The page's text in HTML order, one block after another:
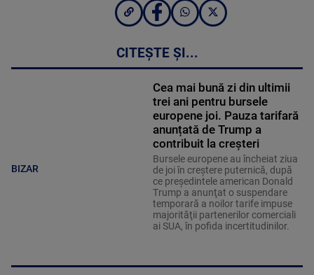
CITEȘTE ȘI...
BIZAR
Cea mai bună zi din ultimii
trei ani pentru bursele
europene joi. Pauza tarifară
anunțată de Trump a
contribuit la creșteri
Bursele europene au încheiat ziua
de joi în creştere puternică, după
ce preşedintele american Donald
Trump a anunţat o suspendare
temporară a noilor tarife impuse
majorităţii partenerilor comerciali
ai SUA, în pofida incertitudinilor.